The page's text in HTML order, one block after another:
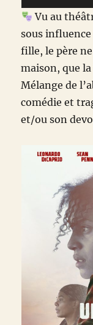
Vu au
sous
fille, le père
maison, que
Mélange de
comédie et
et/ou son